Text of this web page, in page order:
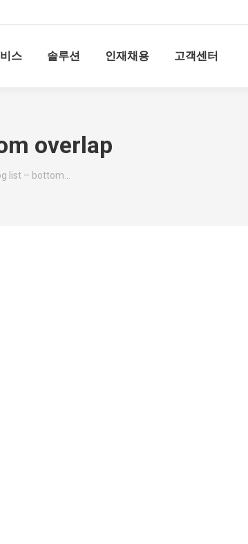
스 솔루션 인재채용 고객센터
overlap
list – bottom…